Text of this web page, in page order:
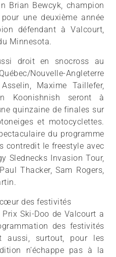
Brian Bewcyk, champion
une deuxième année
défendant à Valcourt,
Minnesota.
droit en snocross au
Nouvelle-Angleterre
Maxime Taillefer,
Koonishnish seront à
quinzaine de finales sur
et motocyclettes.
du programme
contredit le freestyle avec
Slednecks Invasion Tour,
Thacker, Sam Rogers,
des festivités
Ski-Doo de Valcourt a
des festivités
surtout, pour les
n’échappe pas à la